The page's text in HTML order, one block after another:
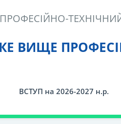
ВИЩЕ
ВСТУП на 2026-2027 н.р.